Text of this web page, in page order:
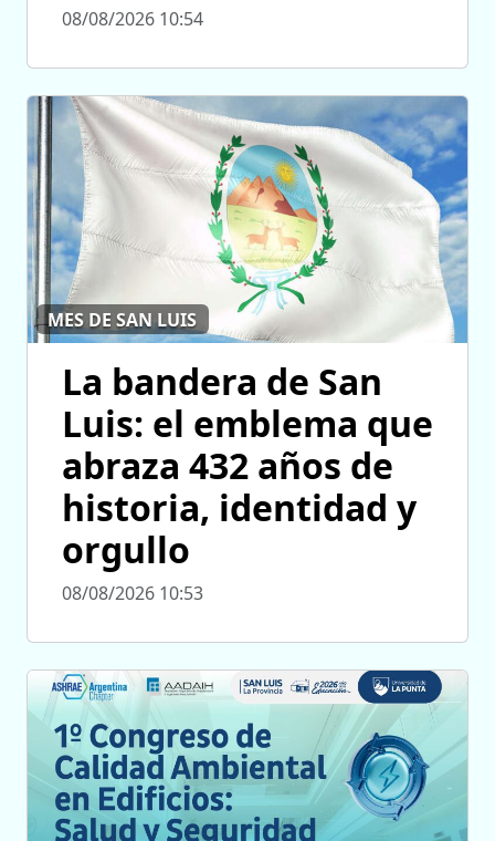
08/08/2026 10:54
MES DE SAN LUIS
La bandera de San
Luis: el emblema que
abraza 432 años de
historia, identidad y
orgullo
08/08/2026 10:53